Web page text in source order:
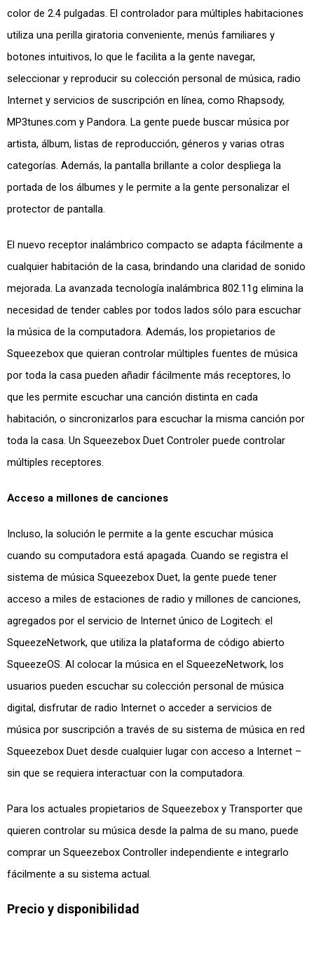
color de 2.4 pulgadas. El controlador para múltiples habitaciones
utiliza una perilla giratoria conveniente, menús familiares y
botones intuitivos, lo que le facilita a la gente navegar,
seleccionar y reproducir su colección personal de música, radio
Internet y servicios de suscripción en línea, como Rhapsody,
MP3tunes.com y Pandora. La gente puede buscar música por
artista, álbum, listas de reproducción, géneros y varias otras
categorías. Además, la pantalla brillante a color despliega la
portada de los álbumes y le permite a la gente personalizar el
protector de pantalla.
El nuevo receptor inalámbrico compacto se adapta fácilmente a
cualquier habitación de la casa, brindando una claridad de sonido
mejorada. La avanzada tecnología inalámbrica 802.11g elimina la
necesidad de tender cables por todos lados sólo para escuchar
la música de la computadora. Además, los propietarios de
Squeezebox que quieran controlar múltiples fuentes de música
por toda la casa pueden añadir fácilmente más receptores, lo
que les permite escuchar una canción distinta en cada
habitación, o sincronizarlos para escuchar la misma canción por
toda la casa. Un Squeezebox Duet Controler puede controlar
múltiples receptores.
Acceso a millones de canciones
Incluso, la solución le permite a la gente escuchar música
cuando su computadora está apagada. Cuando se registra el
sistema de música Squeezebox Duet, la gente puede tener
acceso a miles de estaciones de radio y millones de canciones,
agregados por el servicio de Internet único de Logitech: el
SqueezeNetwork, que utiliza la plataforma de código abierto
SqueezeOS. Al colocar la música en el SqueezeNetwork, los
usuarios pueden escuchar su colección personal de música
digital, disfrutar de radio Internet o acceder a servicios de
música por suscripción a través de su sistema de música en red
Squeezebox Duet desde cualquier lugar con acceso a Internet –
sin que se requiera interactuar con la computadora.
Para los actuales propietarios de Squeezebox y Transporter que
quieren controlar su música desde la palma de su mano, puede
comprar un Squeezebox Controller independiente e integrarlo
fácilmente a su sistema actual.
Precio y disponibilidad